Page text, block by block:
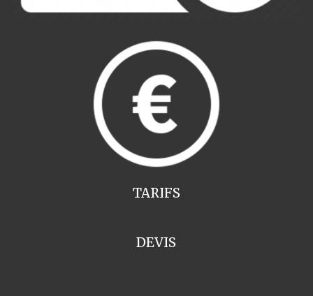
TARIFS
DEVIS